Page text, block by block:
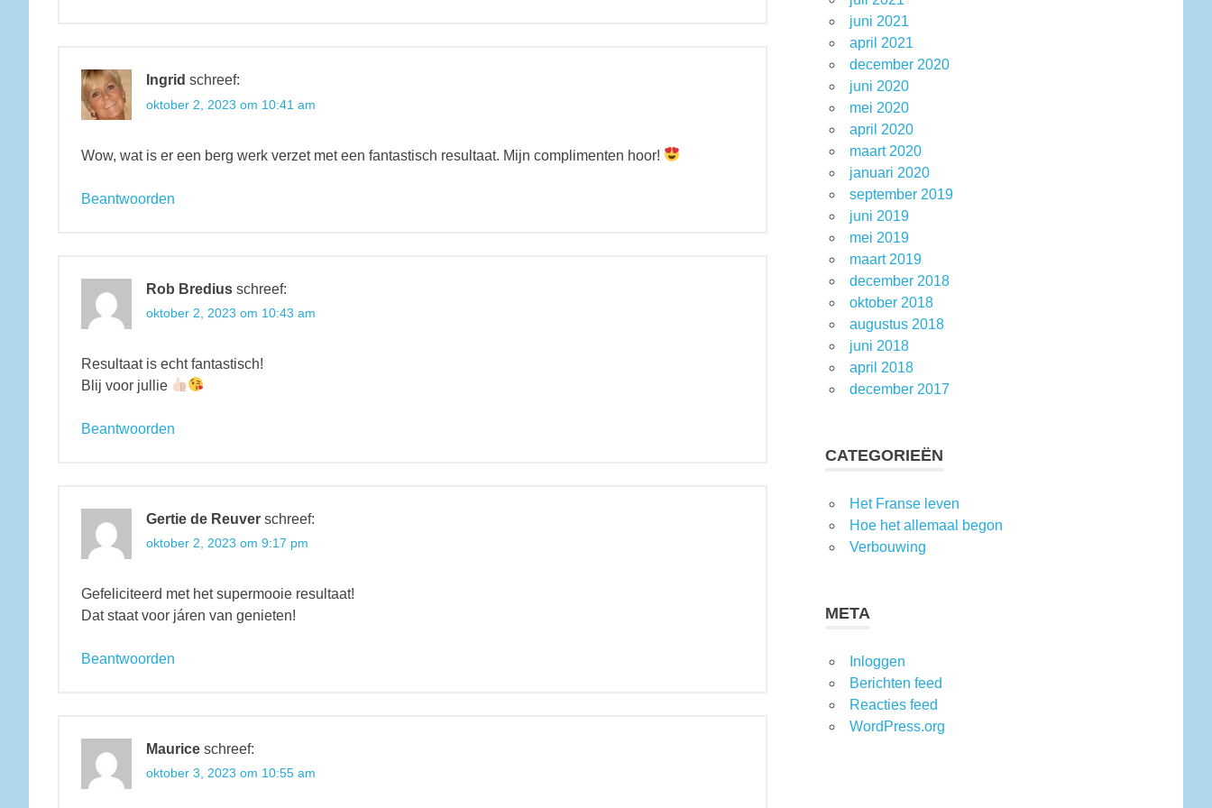
Ingrid schreef:
oktober 2, 2023 om 10:41 am
Wow, wat is er een berg werk verzet met een fantastisch resultaat. Mijn complimenten hoor!
Beantwoorden
Rob Bredius schreef:
oktober 2, 2023 om 10:43 am
Resultaat is echt fantastisch!
Blij voor jullie
Beantwoorden
Gertie de Reuver schreef:
oktober 2, 2023 om 9:17 pm
Gefeliciteerd met het supermooie resultaat!
Dat staat voor járen van genieten!
Beantwoorden
Maurice schreef:
oktober 3, 2023 om 10:55 am
juni 2021
april 2021
december 2020
juni 2020
mei 2020
april 2020
maart 2020
januari 2020
september 2019
juni 2019
mei 2019
maart 2019
december 2018
oktober 2018
augustus 2018
juni 2018
april 2018
december 2017
CATEGORIEËN
Het Franse leven
Hoe het allemaal begon
Verbouwing
META
Inloggen
Berichten feed
Reacties feed
WordPress.org